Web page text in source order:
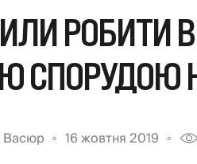
РОБИТИ В
СПОРУДОЮ
Васюр 16 жовтня 2019